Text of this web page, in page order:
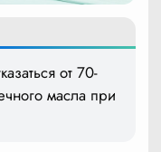
от 70-
масла при